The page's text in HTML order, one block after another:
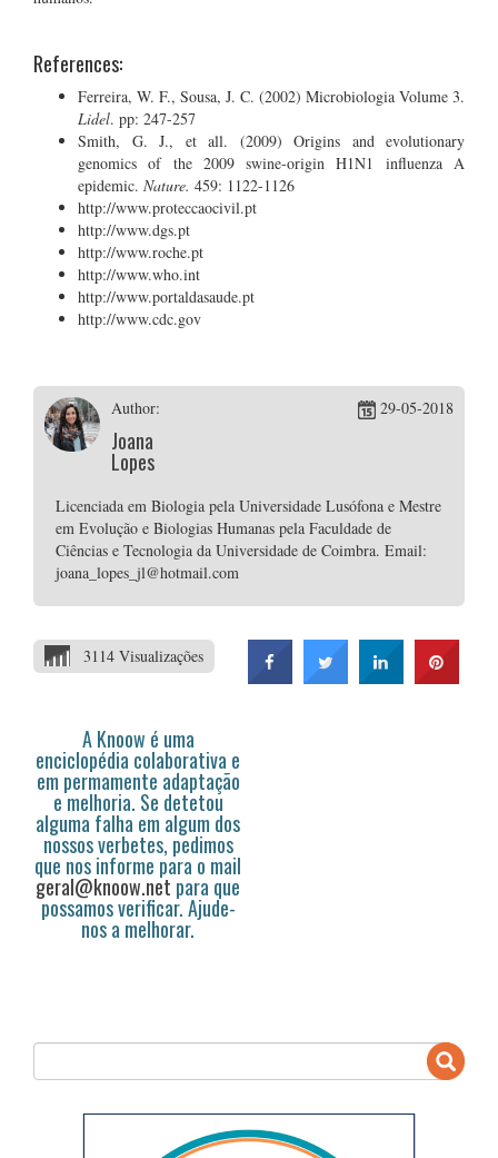
References:
Ferreira, W. F., Sousa, J. C. (2002) Microbiologia Volume 3.
Lidel. pp: 247-257
Smith, G. J., et all. (2009) Origins and evolutionary
genomics of the 2009 swine-origin H1N1 influenza A
epidemic. Nature. 459: 1122-1126
http://www.proteccaocivil.pt
http://www.dgs.pt
http://www.roche.pt
http://www.who.int
http://www.portaldasaude.pt
http://www.cdc.gov
Author:
Joana
Lopes
29-05-2018
Licenciada em Biologia pela Universidade Lusófona e Mestre
em Evolução e Biologias Humanas pela Faculdade de
Ciências e Tecnologia da Universidade de Coimbra. Email:
joana_lopes_jl@hotmail.com
3114 Visualizações
A Knoow é uma
enciclopédia colaborativa e
em permamente adaptação
e melhoria. Se detetou
alguma falha em algum dos
nossos verbetes, pedimos
que nos informe para o mail
geral@knoow.net para que
possamos verificar. Ajude-
nos a melhorar.